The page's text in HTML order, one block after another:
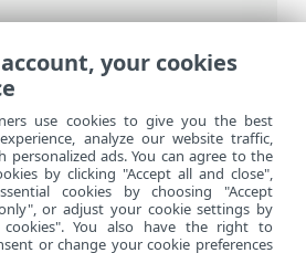
ESET>ESET NOD32
για
> Σαρώσεις
your cookies
use cookies to give you the best
analyze our website traffic,
personalized ads. You can agree to the
by clicking "Accept all and close",
cookies by choosing "Accept
or adjust your cookie settings by
cookies". You also have the right to
or change your cookie preferences